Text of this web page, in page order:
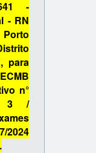
-
- RN
, para
n°
3 /
2024